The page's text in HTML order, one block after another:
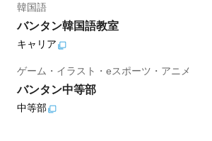
韓国語
バンタン韓国語教室
キャリア
ゲーム・イラスト・eスポーツ・アニメ
バンタン中等部
中等部